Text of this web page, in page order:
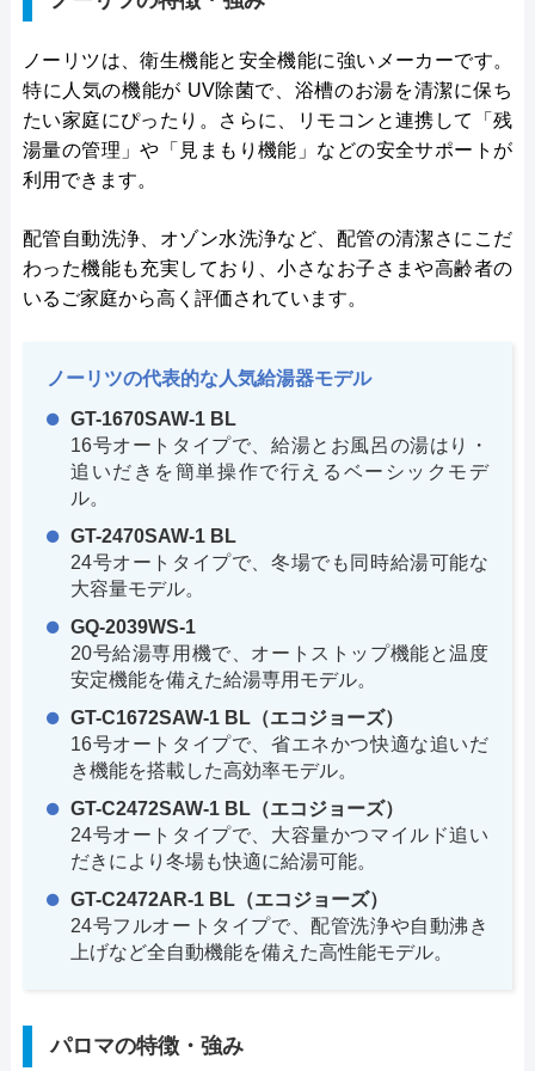
ノーリツは、衛生機能と安全機能に強いメーカーです。
特に人気の機能が UV除菌で、浴槽のお湯を清潔に保ち
たい家庭にぴったり。さらに、リモコンと連携して「残
湯量の管理」や「見まもり機能」などの安全サポートが
利用できます。
配管自動洗浄、オゾン水洗浄など、配管の清潔さにこだ
わった機能も充実しており、小さなお子さまや高齢者の
いるご家庭から高く評価されています。
ノーリツの代表的な人気給湯器モデル
GT-1670SAW-1 BL
16号オートタイプで、給湯とお風呂の湯はり・
追いだきを簡単操作で行えるベーシックモデ
ル。
GT-2470SAW-1 BL
24号オートタイプで、冬場でも同時給湯可能な
大容量モデル。
GQ-2039WS-1
20号給湯専用機で、オートストップ機能と温度
安定機能を備えた給湯専用モデル。
GT-C1672SAW-1 BL（エコジョーズ）
16号オートタイプで、省エネかつ快適な追いだ
き機能を搭載した高効率モデル。
GT-C2472SAW-1 BL（エコジョーズ）
24号オートタイプで、大容量かつマイルド追い
だきにより冬場も快適に給湯可能。
GT-C2472AR-1 BL（エコジョーズ）
24号フルオートタイプで、配管洗浄や自動沸き
上げなど全自動機能を備えた高性能モデル。
パロマの特徴・強み